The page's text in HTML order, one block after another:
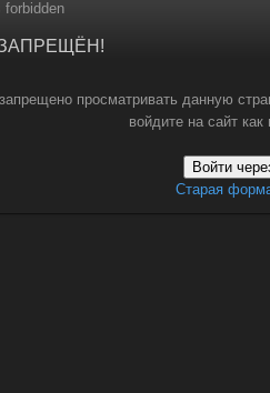
просматривать данную
войдите на сайт как
Войти
Старая